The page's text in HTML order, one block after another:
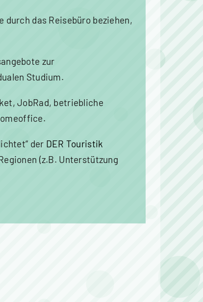
das Reisebüro beziehen,
zur
Studium.
JobRad, betriebliche
der DER Touristik
(z.B. Unterstützung